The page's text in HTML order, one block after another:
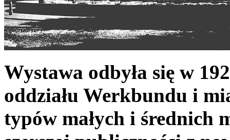
Wystawa odbyła się w
oddziału Werkbundu i
typów małych i średnich